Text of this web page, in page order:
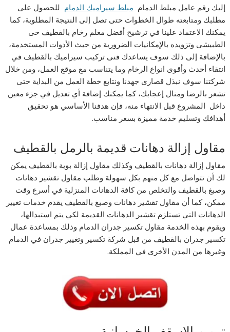
إليك رقم عامل مبلط الدمام مبلط سيراميك الدمام للحصول على
مطلبك ومتابعته طوال الخطوات حتى تصل إلى النتيجة المطلوبة، كما
يمكنك الاعتماد علينا في ترشيح أفضل معلم رخام بالقطيف حى
الطبيشى وتزويده بالإمكانيات الضرورية من حيث الأدوات المستخدمة،
بالإضافة إلى ذلك سوف يساعدك فنى تركيب سيراميك بالقطيف في
انتقاء أحدث وأقوى انواع الرخام وما يتناسب مع موقع العمل، ومن خلال
شركتنا سوف نبذل قصارى جهدنا ونتابع خطة العمل من البداية حتى
تشعر بالرضا ومنال إعجابك، كما يمكنك إضافة أي تعديل في جزء معين
داخل المشروع قبل الانتهاء منه، فإن هدفنا الأساسي هو تحقيق
أهدافك وتسليم خدمة مميزة بسعر مناسب.
مقاول إزالة دهانات قديمة بالرمل بالقطيف
مقاول إزالة دهانات بالقطيف وكذلك مقاول إزالة بوية بالقطيف يمكن
لك أن تتواصل مع كل منهم بكل سهولة وطلب مقاول تقشير دهانات
وصبغ بالقطيف والتخلص من كافة الدهانات المنزلية في أسرع وقت
ممكن، كما أن مقاول تقشير دهانات وصبغ بالقطيف يقدم خدمات تغيير
الدهانات التي تستلزم تقشير الدهانات القديمة لكي يتم استبدالها،
ويقوم بهذه الخدمة مقاول تكسير جدران الدمام وذلك بمساعدة عمال
تكسير جدران بالقطيف من قبل شركة تكسير وتغيير جدران في الدمام
وغيرها من المدن الأخرى في المملكة.